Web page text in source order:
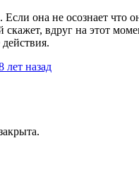
Если она не осознает что
вдруг на этот
действия.
лет назад